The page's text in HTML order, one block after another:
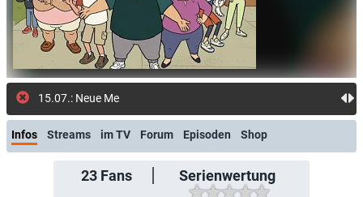
15.07.: Neue Meldung: "Simpsons"
Infos Streams im TV Forum Episoden Shop
23Fans Serienwertung